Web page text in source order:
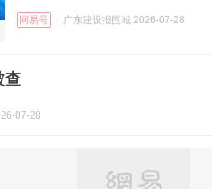
网易号 广东建设报围城 2026-07-28
查
07-28